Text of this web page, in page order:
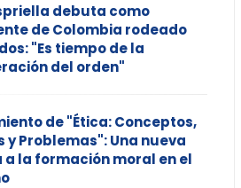
debuta como
de Colombia rodeado
"Es tiempo de la
del orden"
de "Ética: Conceptos,
y Problemas": Una nueva
a la formación moral en el